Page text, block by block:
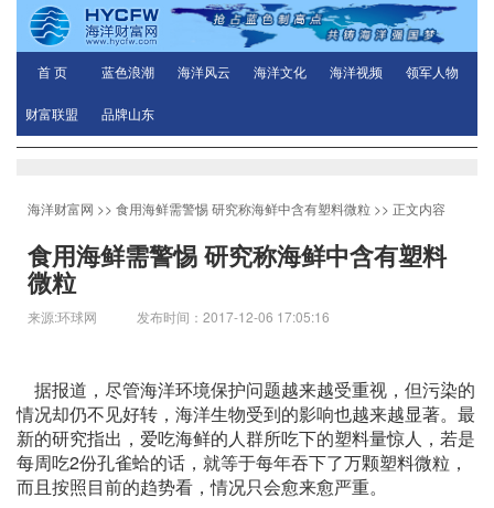
首 页 蓝色浪潮 海洋风云 海洋文化 海洋视频 领军人物
财富联盟 品牌山东
海洋财富网 >> 食用海鲜需警惕 研究称海鲜中含有塑料微粒 >> 正文内容
食用海鲜需警惕 研究称海鲜中含有塑料
微粒
来源:环球网 发布时间：2017-12-06 17:05:16
据报道，尽管海洋环境保护问题越来越受重视，但污染的
情况却仍不见好转，海洋生物受到的影响也越来越显著。最
新的研究指出，爱吃海鲜的人群所吃下的塑料量惊人，若是
每周吃2份孔雀蛤的话，就等于每年吞下了万颗塑料微粒，
而且按照目前的趋势看，情况只会愈来愈严重。